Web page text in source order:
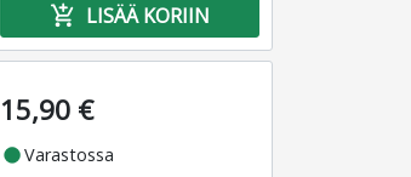
add_shopping_cart LISÄÄ KORIIN
15,90 €
fiber_manual_recordVarastossa